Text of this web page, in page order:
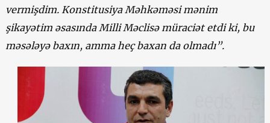
vermişdim. Konstitusiya Məhkəməsi mənim
şikayətim əsasında Milli Məclisə müraciət etdi ki, bu
məsələyə baxın, amma heç baxan da olmadı”.